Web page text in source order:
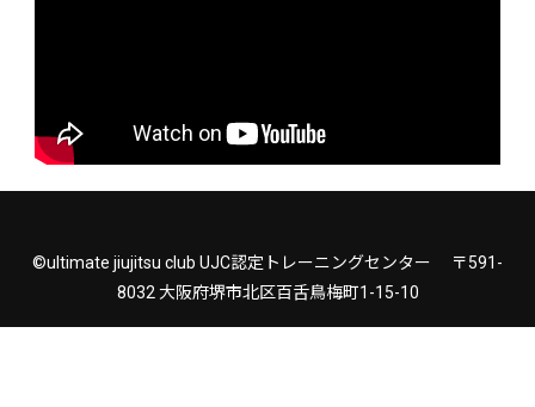
©ultimate jiujitsu club UJC認定トレーニングセンター 〒591-
8032 大阪府堺市北区百舌鳥梅町1-15-10